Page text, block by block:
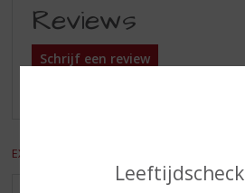
Leeftijdscheck
Reviews
Schrijf een review
EXCL. BTW